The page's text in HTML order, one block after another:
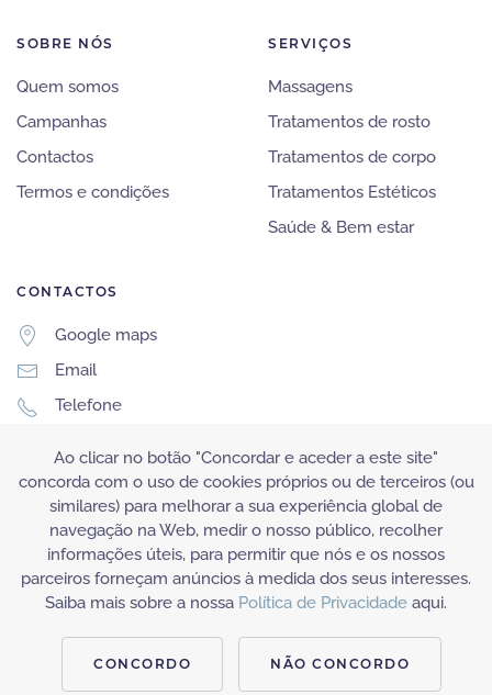
SOBRE NÓS
Quem somos
Campanhas
Contactos
Termos e condições
SERVIÇOS
Massagens
Tratamentos de rosto
Tratamentos de corpo
Tratamentos Estéticos
Saúde & Bem estar
CONTACTOS
Google maps
Email
Telefone
Whatsapp
Ao clicar no botão "Concordar e aceder a este site"
concorda com o uso de cookies próprios ou de terceiros (ou
similares) para melhorar a sua experiência global de
navegação na Web, medir o nosso público, recolher
informações úteis, para permitir que nós e os nossos
parceiros forneçam anúncios à medida dos seus interesses.
Saiba mais sobre a nossa Política de Privacidade aqui.
CONCORDO NÃO CONCORDO